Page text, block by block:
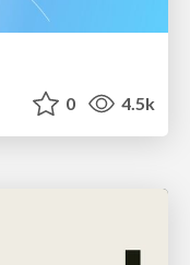
0 4.5k